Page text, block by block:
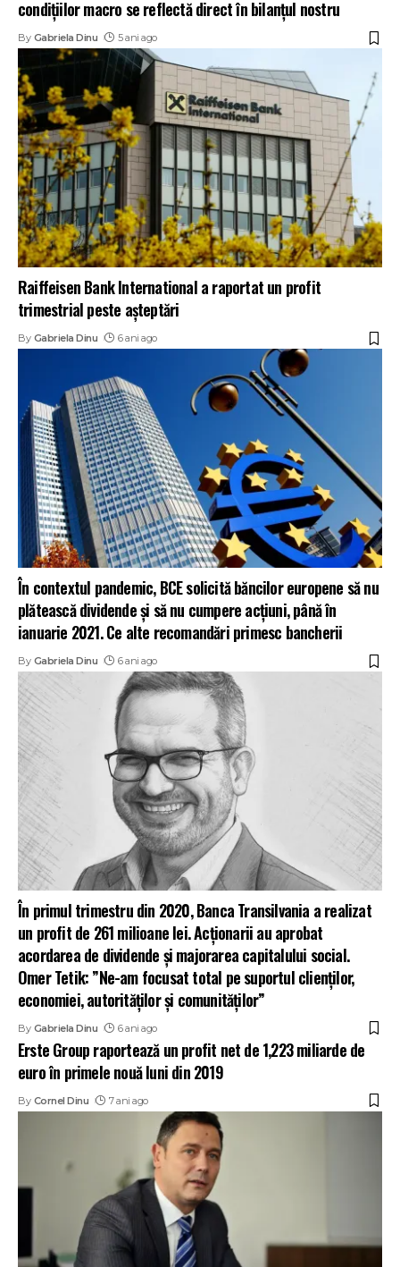
condițiilor macro se reflectă direct în bilanțul nostru
By Gabriela Dinu 5 ani ago
Raiffeisen Bank International a raportat un profit
trimestrial peste aşteptări
By Gabriela Dinu 6 ani ago
În contextul pandemic, BCE solicită băncilor europene să nu
plătească dividende și să nu cumpere acțiuni, până în
ianuarie 2021. Ce alte recomandări primesc bancherii
By Gabriela Dinu 6 ani ago
În primul trimestru din 2020, Banca Transilvania a realizat
un profit de 261 milioane lei. Acționarii au aprobat
acordarea de dividende şi majorarea capitalului social.
Omer Tetik: ”Ne-am focusat total pe suportul clienților,
economiei, autorităților și comunităților”
By Gabriela Dinu 6 ani ago
Erste Group raportează un profit net de 1,223 miliarde de
euro în primele nouă luni din 2019
By Cornel Dinu 7 ani ago